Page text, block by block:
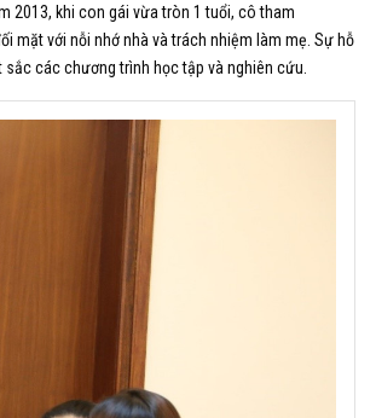
2013, khi con gái vừa tròn 1 tuổi, cô tham
mặt với nỗi nhớ nhà và trách nhiệm làm mẹ. Sự hỗ
các chương trình học tập và nghiên cứu.